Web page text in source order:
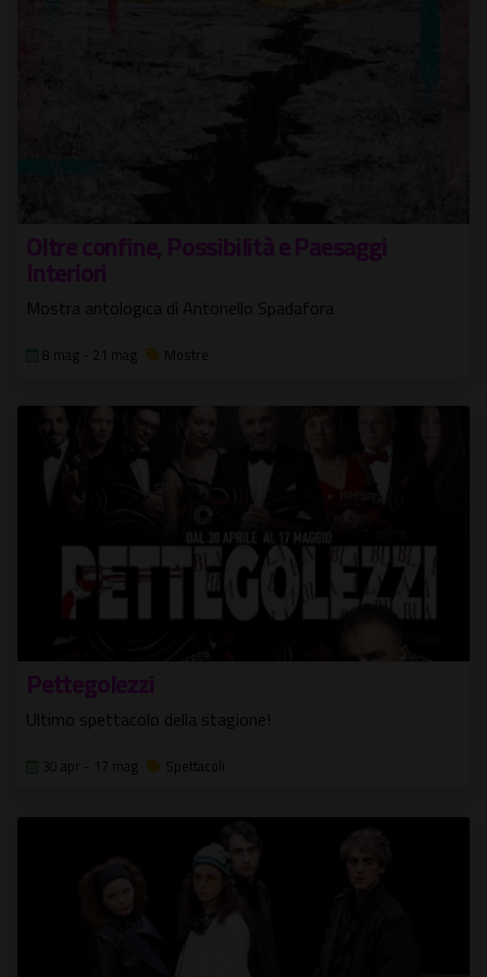
Oltre confine, Possibilità e Paesaggi
Interiori
Mostra antologica di Antonello Spadafora
8 mag - 21 mag Mostre
Pettegolezzi
Ultimo spettacolo della stagione!
30 apr - 17 mag Spettacoli